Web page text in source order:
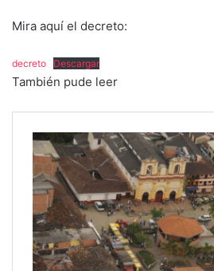
Mira aquí el decreto:
decreto Descargar
También pude leer